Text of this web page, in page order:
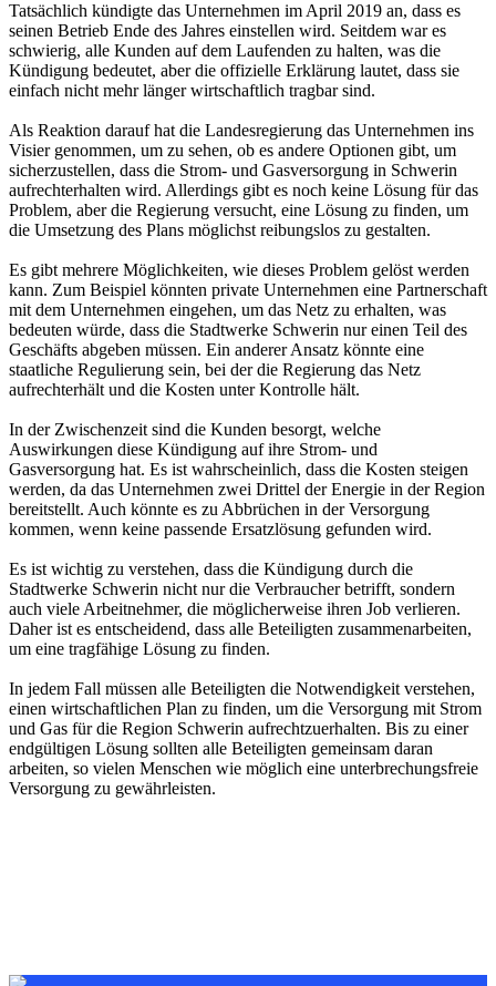
Tatsächlich kündigte das Unternehmen im April 2019 an, dass es
seinen Betrieb Ende des Jahres einstellen wird. Seitdem war es
schwierig, alle Kunden auf dem Laufenden zu halten, was die
Kündigung bedeutet, aber die offizielle Erklärung lautet, dass sie
einfach nicht mehr länger wirtschaftlich tragbar sind.
Als Reaktion darauf hat die Landesregierung das Unternehmen ins
Visier genommen, um zu sehen, ob es andere Optionen gibt, um
sicherzustellen, dass die Strom- und Gasversorgung in Schwerin
aufrechterhalten wird. Allerdings gibt es noch keine Lösung für das
Problem, aber die Regierung versucht, eine Lösung zu finden, um
die Umsetzung des Plans möglichst reibungslos zu gestalten.
Es gibt mehrere Möglichkeiten, wie dieses Problem gelöst werden
kann. Zum Beispiel könnten private Unternehmen eine Partnerschaft
mit dem Unternehmen eingehen, um das Netz zu erhalten, was
bedeuten würde, dass die Stadtwerke Schwerin nur einen Teil des
Geschäfts abgeben müssen. Ein anderer Ansatz könnte eine
staatliche Regulierung sein, bei der die Regierung das Netz
aufrechterhält und die Kosten unter Kontrolle hält.
In der Zwischenzeit sind die Kunden besorgt, welche
Auswirkungen diese Kündigung auf ihre Strom- und
Gasversorgung hat. Es ist wahrscheinlich, dass die Kosten steigen
werden, da das Unternehmen zwei Drittel der Energie in der Region
bereitstellt. Auch könnte es zu Abbrüchen in der Versorgung
kommen, wenn keine passende Ersatzlösung gefunden wird.
Es ist wichtig zu verstehen, dass die Kündigung durch die
Stadtwerke Schwerin nicht nur die Verbraucher betrifft, sondern
auch viele Arbeitnehmer, die möglicherweise ihren Job verlieren.
Daher ist es entscheidend, dass alle Beteiligten zusammenarbeiten,
um eine tragfähige Lösung zu finden.
In jedem Fall müssen alle Beteiligten die Notwendigkeit verstehen,
einen wirtschaftlichen Plan zu finden, um die Versorgung mit Strom
und Gas für die Region Schwerin aufrechtzuerhalten. Bis zu einer
endgültigen Lösung sollten alle Beteiligten gemeinsam daran
arbeiten, so vielen Menschen wie möglich eine unterbrechungsfreie
Versorgung zu gewährleisten.